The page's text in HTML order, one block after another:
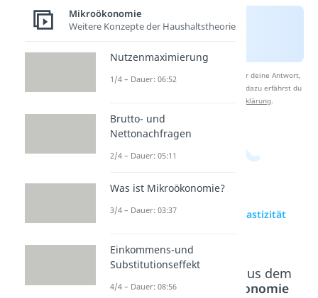
Nach Beantwortung speichern wir deine Antwort,
um Studyflix zu verbessern. Mehr dazu erfährst du
Datenschutzerklärung.
zur Videoseite: Preiselastizität
Beliebte Inhalte aus dem
Bereich
Mikroökonomie
Mikroökonomie
Weitere Konzepte der Haushaltstheorie
Nutzenmaximierung
1/4 – Dauer: 06:52
Brutto- und
Nettonachfragen
2/4 – Dauer: 05:11
Was ist Mikroökonomie?
3/4 – Dauer: 03:37
Einkommens-und
Substitutionseffekt
4/4 – Dauer: 08:56